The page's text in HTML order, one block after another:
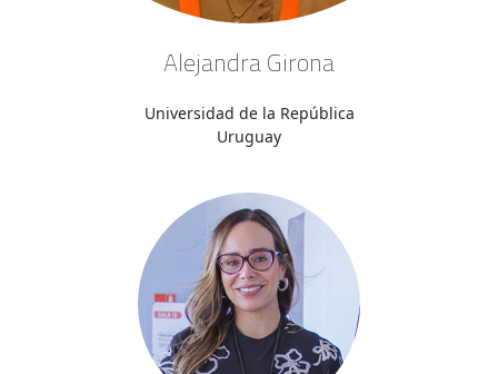
Alejandra Girona
Universidad de la República
Uruguay